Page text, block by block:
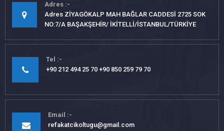
Adres
Adres ZİYAGÖKALP MAH BAĞLAR CADDESİ 2725 SOK
NO:7/A BAŞAKŞEHİR/ İKİTELLİ/İSTANBUL/TÜRKİYE
Tel
+90 212 494 25 70 +90 850 259 79 70
Email
refakatcikoltugu@gmail.com